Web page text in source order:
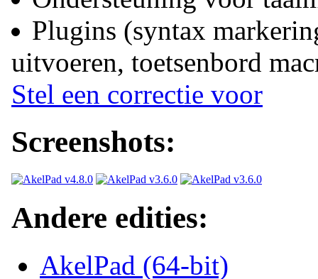
Plugins (syntax
uitvoeren, toetsenbord
Stel een correctie voor
Screenshots:
Andere edities:
AkelPad (64-bit)